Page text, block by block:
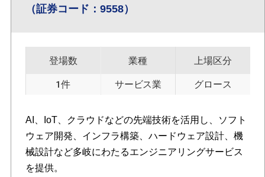
（証券コード：9558）
登場数
1件
業種
サービス業
上場区分
グロース
AI、IoT、クラウドなどの先端技術を活用し、ソフト
ウェア開発、インフラ構築、ハードウェア設計、機
械設計など多岐にわたるエンジニアリングサービス
を提供。